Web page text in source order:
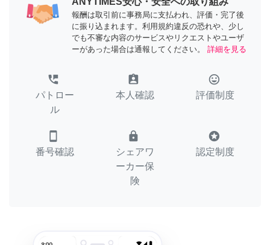
報酬は取引前に事務局に支払われ、評価・完了後
に振り込まれます。利用規約違反の恐れや、少し
でも不審な内容のサービスやリクエストやユーザ
ーがあった場合は通報してください。
詳細を見る
perm_phone_msg
パトロー
ル
assignment_ind
本人確認
tag_faces
評価制度
smartphone
番号確認
lock
シェアワ
ーカー保
険
stars
認定制度